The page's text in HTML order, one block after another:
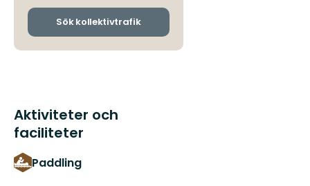
och
Sök kollektivtrafik
Aktiviteter och
faciliteter
Paddling